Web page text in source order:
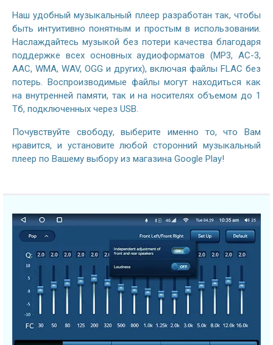
Наш удобный музыкальный плеер разработан так, чтобы
быть интуитивно понятным и простым в использовании.
Наслаждайтесь музыкой без потери качества благодаря
поддержке всех основных аудиоформатов (MP3, AC-3,
AAC, WMA, WAV, OGG и других), включая файлы FLAC без
потерь. Воспроизводимые файлы могут находиться как
на внутренней памяти, так и на носителях объемом до 1
Тб, подключенных через USB.
Почувствуйте свободу, выберите именно то, что Вам
нравится, и установите любой сторонний музыкальный
плеер по Вашему выбору из магазина Google Play!